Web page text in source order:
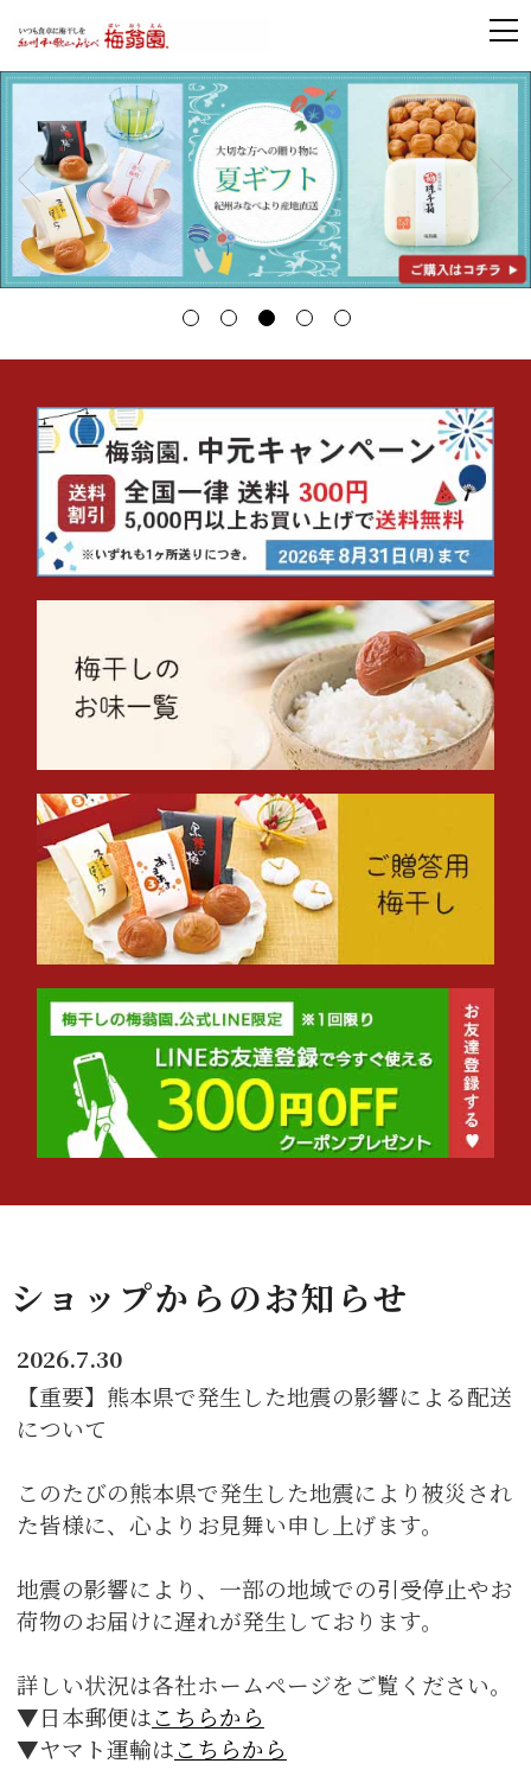
ショップからのお知らせ
2026.7.30
【重要】熊本県で発生した地震の影響による配送
について
このたびの熊本県で発生した地震により被災され
た皆様に、心よりお見舞い申し上げます。
地震の影響により、一部の地域での引受停止やお
荷物のお届けに遅れが発生しております。
詳しい状況は各社ホームページをご覧ください。
▼日本郵便はこちらから
▼ヤマト運輸はこちらから